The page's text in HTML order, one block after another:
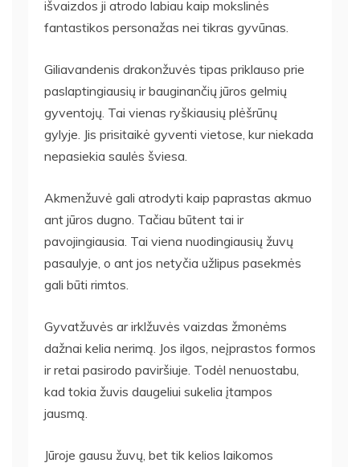
išvaizdos ji atrodo labiau kaip mokslinės
fantastikos personažas nei tikras gyvūnas.
Giliavandenis drakonžuvės tipas priklauso prie
paslaptingiausių ir bauginančių jūros gelmių
gyventojų. Tai vienas ryškiausių plėšrūnų
gylyje. Jis prisitaikė gyventi vietose, kur niekada
nepasiekia saulės šviesa.
Akmenžuvė gali atrodyti kaip paprastas akmuo
ant jūros dugno. Tačiau būtent tai ir
pavojingiausia. Tai viena nuodingiausių žuvų
pasaulyje, o ant jos netyčia užlipus pasekmės
gali būti rimtos.
Gyvatžuvės ar irklžuvės vaizdas žmonėms
dažnai kelia nerimą. Jos ilgos, neįprastos formos
ir retai pasirodo paviršiuje. Todėl nenuostabu,
kad tokia žuvis daugeliui sukelia įtampos
jausmą.
Jūroje gausu žuvų, bet tik kelios laikomos